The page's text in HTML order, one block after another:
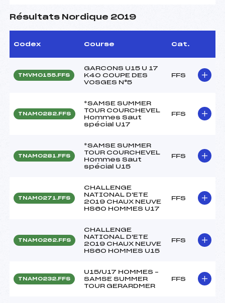
Résultats Nordique 2019
Codex Course Cat.
TMVM0155.FFS
GARCONS U15 U 17
K40 COUPE DES
VOSGES N°5
FFS
TNAM0282.FFS
*SAMSE SUMMER
TOUR COURCHEVEL
Hommes Saut
spécial U17
FFS
TNAM0281.FFS
*SAMSE SUMMER
TOUR COURCHEVEL
Hommes Saut
spécial U15
FFS
TNAM0271.FFS
CHALLENGE
NATIONAL D'ETE
2019 CHAUX NEUVE
HS60 HOMMES U17
FFS
TNAM0262.FFS
CHALLENGE
NATIONAL D'ETE
2019 CHAUX NEUVE
HS60 HOMMES U15
FFS
TNAM0232.FFS
U15/U17 HOMMES –
SAMSE SUMMER
TOUR GERARDMER
FFS